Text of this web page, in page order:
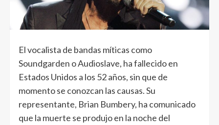
El vocalista de bandas míticas como
Soundgarden o Audioslave, ha fallecido en
Estados Unidos a los 52 años, sin que de
momento se conozcan las causas. Su
representante, Brian Bumbery, ha comunicado
que la muerte se produjo en la noche del